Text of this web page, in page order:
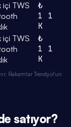
içi TWS
₺
1
K
1
içi TWS
₺
1
K
1
Rakamlar Trendyol'un
satıyor?